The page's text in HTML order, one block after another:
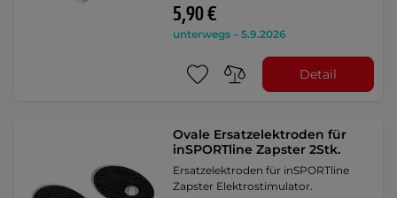
5,90 €
unterwegs – 5.9.2026
Detail
Ovale Ersatzelektroden für
inSPORTline Zapster 2Stk.
Ersatzelektroden für inSPORTline
Zapster Elektrostimulator.